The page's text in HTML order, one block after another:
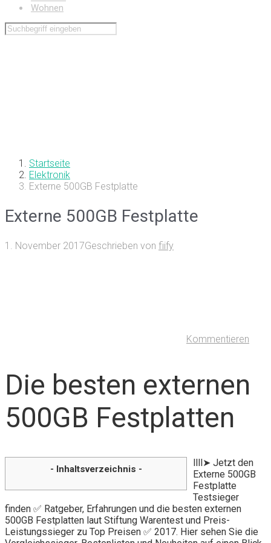
Wohnen
Startseite
Elektronik
Externe 500GB Festplatte
Externe 500GB Festplatte
1. November 2017Geschrieben von fiify
Kommentieren
Die besten externen
500GB Festplatten
- Inhaltsverzeichnis -
llll➤ Jetzt den
Externe 500GB
Festplatte
Testsieger
finden ✅ Ratgeber, Erfahrungen und die besten externen
500GB Festplatten laut Stiftung Warentest und Preis-
Leistungssieger zu Top Preisen ✅ 2017. Hier sehen Sie die